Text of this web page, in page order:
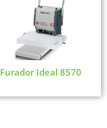
Furador Ideal 8570